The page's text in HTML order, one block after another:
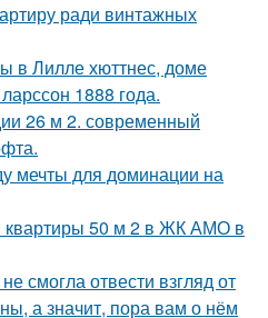
ради винтажных
в Лилле хюттнес, доме
1888 года.
26 м 2. современный
мечты для доминации на
квартиры 50 м 2 в ЖК АМО в
смогла отвести взгляд от
а значит, пора вам о нём